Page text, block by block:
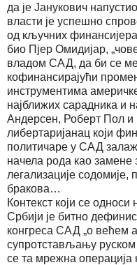
да је Јанукович
власти је успешно
од кључних финансијера
био Пјер Омидијар,
владом САД, да би се
кофинансирајући
инструментима
најближих сарадника и
Андерсен, Роберт Пол и
либертаријанац који
политичаре у САД
начела рода као
легализације
бракова…
Контекст који се
Србији је битно
конгреса САД „о већем
супротстављању руском
се та мрежна операција